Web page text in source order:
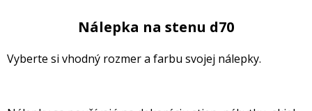
Nálepka na stenu d70
Vyberte si vhodný rozmer a farbu svojej nálepky.